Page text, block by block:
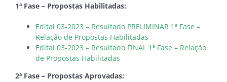
1ª Fase – Propostas Habilitadas:
Edital 03-2023 – Resultado PRELIMINAR 1ª Fase –
Relação de Propostas Habilitadas
Edital 03-2023 – Resultado FINAL 1ª Fase – Relação
de Propostas Habilitadas
2ª Fase – Propostas Aprovadas: